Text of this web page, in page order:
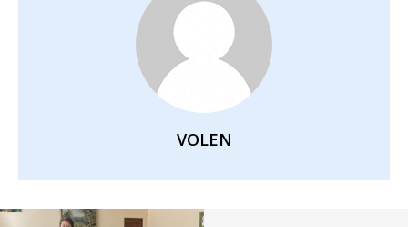
VOLEN